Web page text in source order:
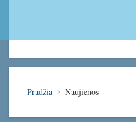
Pradžia Naujienos